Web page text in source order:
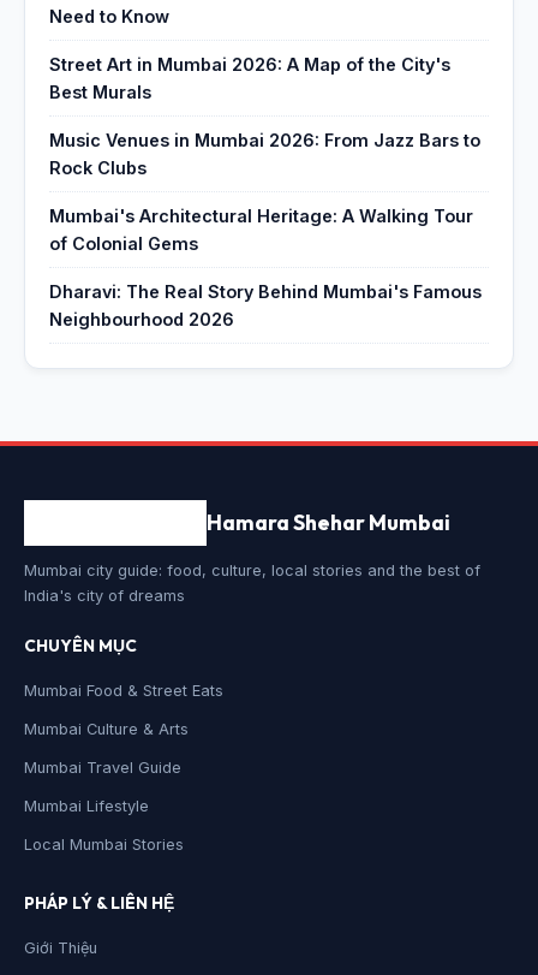
Need to Know
Street Art in Mumbai 2026: A Map of the City's
Best Murals
Music Venues in Mumbai 2026: From Jazz Bars to
Rock Clubs
Mumbai's Architectural Heritage: A Walking Tour
of Colonial Gems
Dharavi: The Real Story Behind Mumbai's Famous
Neighbourhood 2026
Hamara Shehar Mumbai
Mumbai city guide: food, culture, local stories and the best of
India's city of dreams
CHUYÊN MỤC
Mumbai Food & Street Eats
Mumbai Culture & Arts
Mumbai Travel Guide
Mumbai Lifestyle
Local Mumbai Stories
PHÁP LÝ & LIÊN HỆ
Giới Thiệu